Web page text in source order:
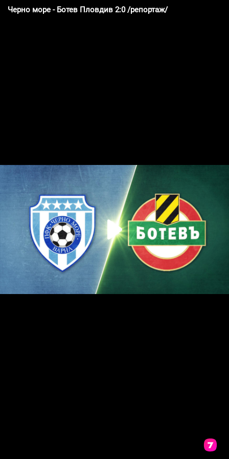
Черно море - Ботев Пловдив 2:0 /репортаж/